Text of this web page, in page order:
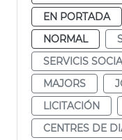
EN PORTADA
NORMAL
SERVICIS
MAJORS
LICITACIÓN
CENTRES DE